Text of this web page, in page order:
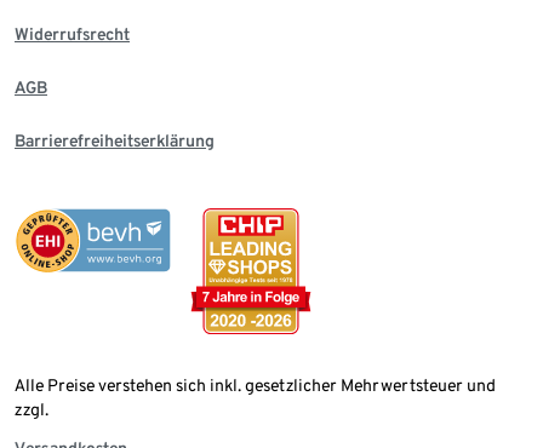
Widerrufsrecht
AGB
Barrierefreiheitserklärung
Alle Preise verstehen sich inkl. gesetzlicher Mehrwertsteuer und
zzgl.